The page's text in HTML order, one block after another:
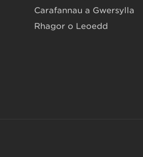
Carafannau a Gwersylla
Rhagor o Leoedd